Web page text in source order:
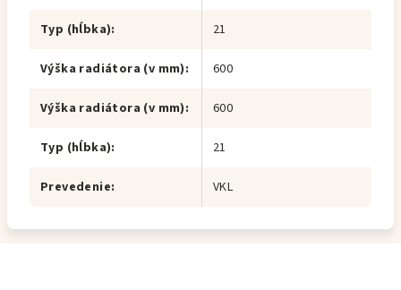
Typ (hĺbka): 21
Výška radiátora (v mm): 600
Výška radiátora (v mm): 600
Typ (hĺbka): 21
Prevedenie: VKL